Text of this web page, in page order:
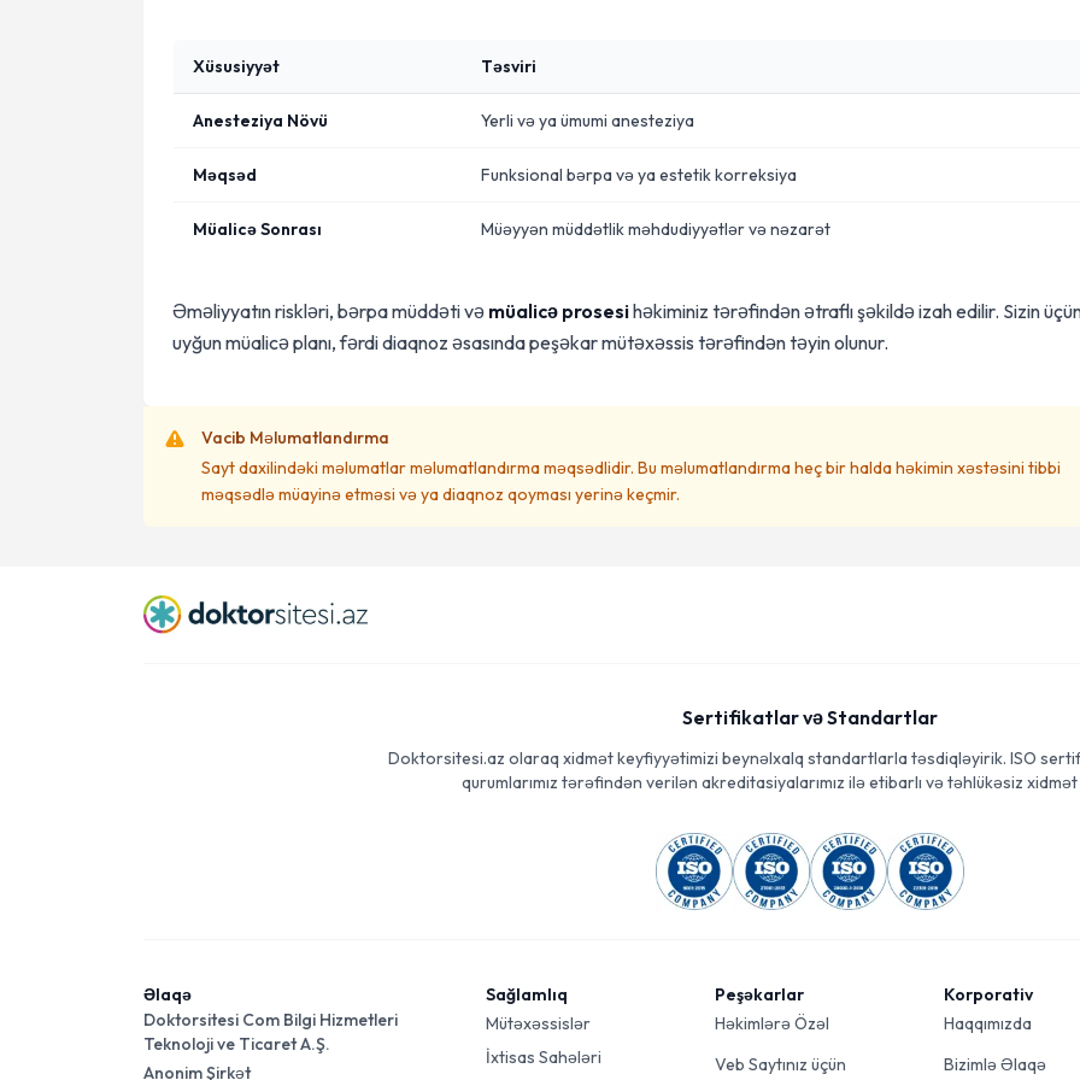
Xüsusiyyət Təsviri
Anesteziya Növü Yerli və ya ümumi anesteziya
Məqsəd Funksional bərpa və ya estetik korreksiya
Müalicə Sonrası Müəyyən müddətlik məhdudiyyətlər və nəzarət
Əməliyyatın riskləri, bərpa müddəti və müalicə prosesihəkiminiz tərəfindən ətraflı şəkildə izah edilir. Sizin
uyğun müalicə planı, fərdi diaqnoz əsasında peşəkar mütəxəssis tərəfindən təyin olunur.
Vacib Məlumatlandırma
Sayt daxilindəki məlumatlar məlumatlandırma məqsədlidir. Bu məlumatlandırma heç bir halda həkimin xəstəsini tibbi
məqsədlə müayinə etməsi və ya diaqnoz qoyması yerinə keçmir.
Sertifikatlar və Standartlar
Doktorsitesi.az olaraq xidmət keyfiyyətimizi beynəlxalq standartlarla təsdiqləyirik. ISO
qurumlarımız tərəfindən verilən akreditasiyalarımız ilə etibarlı və təhlükəsiz
Əlaqə
Doktorsitesi Com Bilgi Hizmetleri
Teknoloji ve Ticaret A.Ş.
Anonim Şirkət
Sağlamlıq
Mütəxəssislər
İxtisas Sahələri
Peşəkarlar
Həkimlərə Özəl
Veb Saytınız üçün
Korporativ
Haqqımızda
Bizimlə Əlaqə